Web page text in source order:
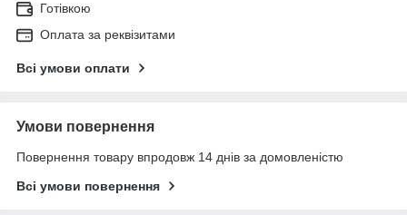
Готівкою
Оплата за реквізитами
Всі умови оплати
Умови повернення
Повернення товару впродовж 14 днів за домовленістю
Всі умови повернення